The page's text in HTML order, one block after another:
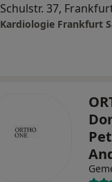
Schulstr. 37,
Kardiologie Frankfurt